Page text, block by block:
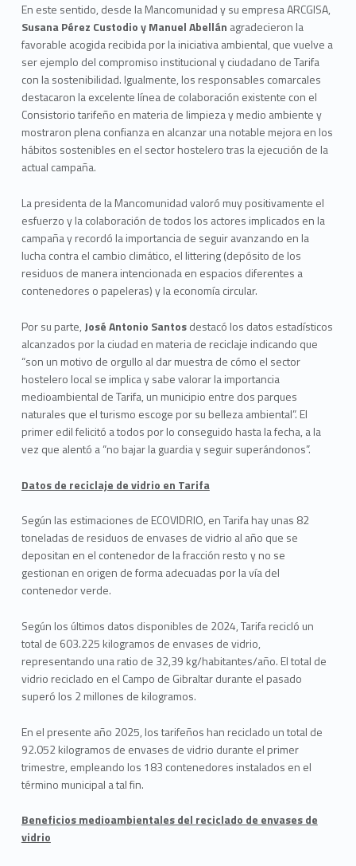
En este sentido, desde la Mancomunidad y su empresa ARCGISA,
Susana Pérez Custodio y Manuel Abellán agradecieron la
favorable acogida recibida por la iniciativa ambiental, que vuelve a
ser ejemplo del compromiso institucional y ciudadano de Tarifa
con la sostenibilidad. Igualmente, los responsables comarcales
destacaron la excelente línea de colaboración existente con el
Consistorio tarifeño en materia de limpieza y medio ambiente y
mostraron plena confianza en alcanzar una notable mejora en los
hábitos sostenibles en el sector hostelero tras la ejecución de la
actual campaña.
La presidenta de la Mancomunidad valoró muy positivamente el
esfuerzo y la colaboración de todos los actores implicados en la
campaña y recordó la importancia de seguir avanzando en la
lucha contra el cambio climático, el littering (depósito de los
residuos de manera intencionada en espacios diferentes a
contenedores o papeleras) y la economía circular.
Por su parte, José Antonio Santosdestacó los datos estadísticos
alcanzados por la ciudad en materia de reciclaje indicando que
“son un motivo de orgullo al dar muestra de cómo el sector
hostelero local se implica y sabe valorar la importancia
medioambiental de Tarifa, un municipio entre dos parques
naturales que el turismo escoge por su belleza ambiental”. El
primer edil felicitó a todos por lo conseguido hasta la fecha, a la
vez que alentó a “no bajar la guardia y seguir superándonos”.
Datos de reciclaje de vidrio en Tarifa
Según las estimaciones de ECOVIDRIO, en Tarifa hay unas 82
toneladas de residuos de envases de vidrio al año que se
depositan en el contenedor de la fracción resto y no se
gestionan en origen de forma adecuadas por la vía del
contenedor verde.
Según los últimos datos disponibles de 2024, Tarifa recicló un
total de 603.225 kilogramos de envases de vidrio,
representando una ratio de 32,39 kg/habitantes/año. El total de
vidrio reciclado en el Campo de Gibraltar durante el pasado
superó los 2 millones de kilogramos.
En el presente año 2025, los tarifeños han reciclado un total de
92.052 kilogramos de envases de vidrio durante el primer
trimestre, empleando los 183 contenedores instalados en el
término municipal a tal fin.
Beneficios medioambientales del reciclado de envases de
vidrio